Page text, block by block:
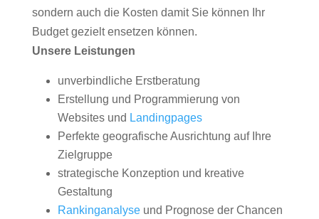
sondern auch die Kosten damit Sie können Ihr
Budget gezielt ensetzen können.
Unsere Leistungen
unverbindliche Erstberatung
Erstellung und Programmierung von
Websites und Landingpages
Perfekte geografische Ausrichtung auf Ihre
Zielgruppe
strategische Konzeption und kreative
Gestaltung
Rankinganalyseund Prognose der Chancen